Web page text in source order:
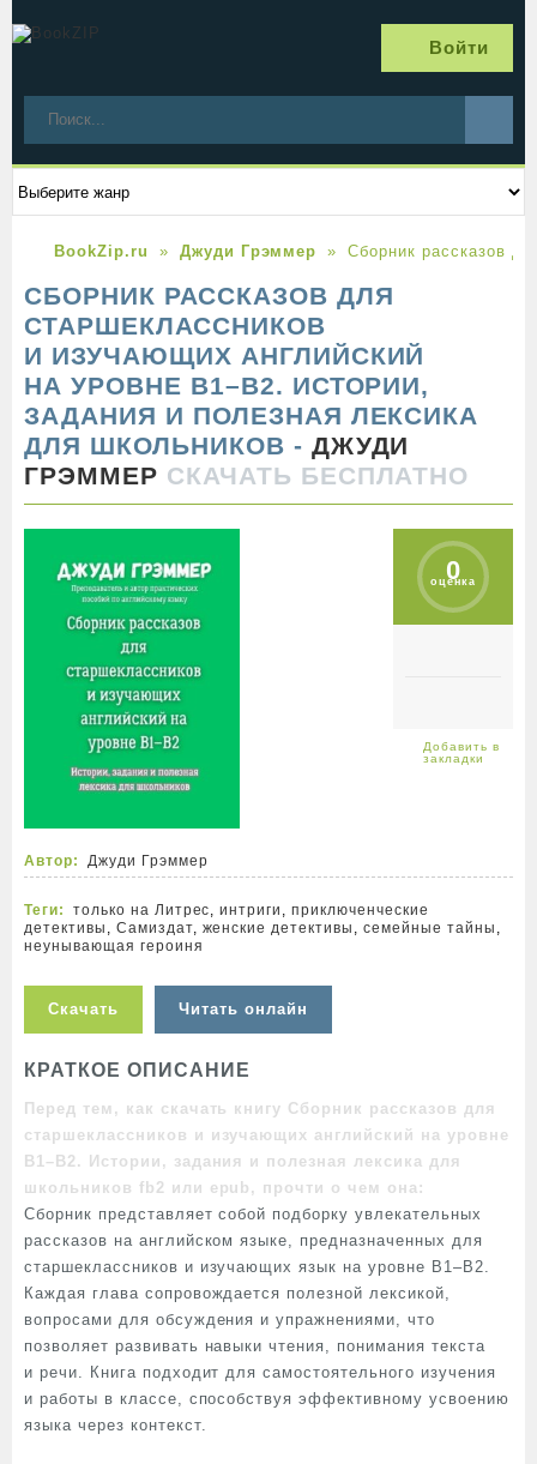
Войти
BookZip.ru Джуди Грэммер Сборник рассказов
СБОРНИК РАССКАЗОВ ДЛЯ
СТАРШЕКЛАССНИКОВ
И ИЗУЧАЮЩИХ АНГЛИЙСКИЙ
НА УРОВНЕ B1–B2. ИСТОРИИ,
ЗАДАНИЯ И ПОЛЕЗНАЯ ЛЕКСИКА
ДЛЯ ШКОЛЬНИКОВ - ДЖУДИ
ГРЭММЕР СКАЧАТЬ БЕСПЛАТНО
0
оценка
Автор: Джуди Грэммер
Теги: только на Литрес,интриги ,приключенческие
детективы , Самиздат, женские детективы ,семейные тайны ,
неунывающая героиня
Скачать Читать онлайн
КРАТКОЕ ОПИСАНИЕ
Перед тем, как скачать книгу Сборник рассказов для
старшеклассников и изучающих английский на уровне
B1–B2. Истории, задания и полезная лексика для
школьников fb2 или epub, прочти о чем она:
Сборник представляет собой подборку увлекательных
рассказов на английском языке, предназначенных для
старшеклассников и изучающих язык на уровне B1–B2.
Каждая глава сопровождается полезной лексикой,
вопросами для обсуждения и упражнениями, что
позволяет развивать навыки чтения, понимания текста
и речи. Книга подходит для самостоятельного изучения
и работы в классе, способствуя эффективному усвоению
языка через контекст.